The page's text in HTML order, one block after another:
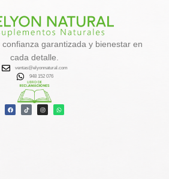
✔️
Favorece la eliminación de
toxinas
✔️Activa el metabolismo y la
quema de grasa natural
✔️Aporta energía, calcio, hierro y
vitaminas
✔️Contribuye al equilibrio
hormonal y tiroideo
garantizada y bienestar en
cada detalle.
ventas@elyonnatural.com
948 152 076